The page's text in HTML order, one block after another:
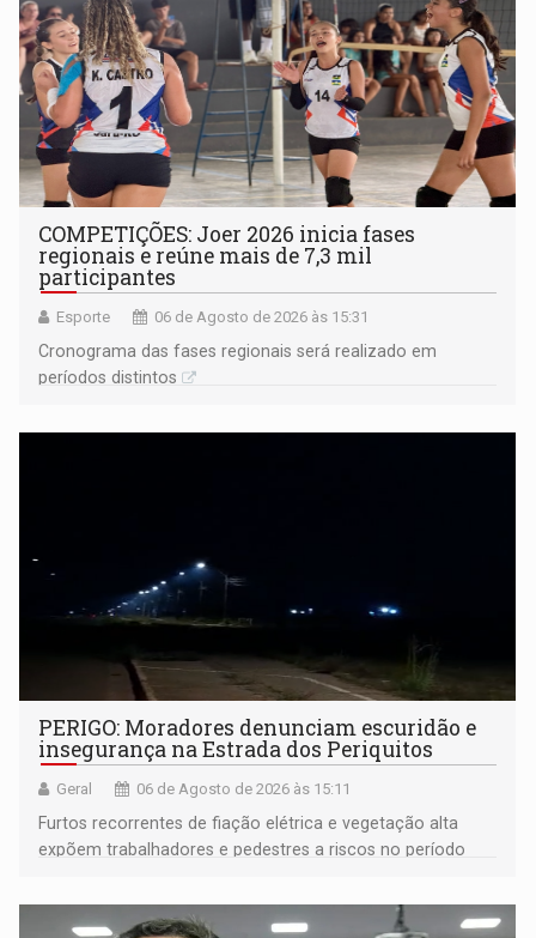
COMPETIÇÕES: Joer 2026 inicia fases
regionais e reúne mais de 7,3 mil
participantes
Esporte 06 de Agosto de 2026 às 15:31
Cronograma das fases regionais será realizado em
períodos distintos
PERIGO: Moradores denunciam escuridão e
insegurança na Estrada dos Periquitos
Geral 06 de Agosto de 2026 às 15:11
Furtos recorrentes de fiação elétrica e vegetação alta
expõem trabalhadores e pedestres a riscos no período